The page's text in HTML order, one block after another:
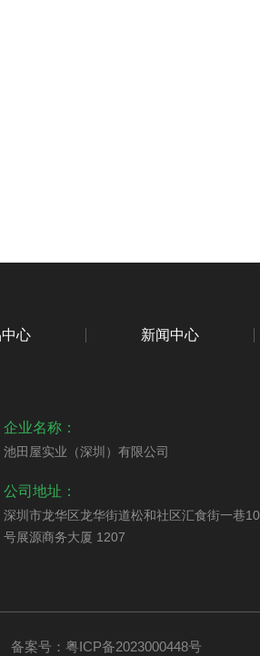
心 新闻中心
企业名称：
池田屋实业（深圳）有限公司
公司地址：
深圳市龙华区龙华街道松和社区汇食街一巷10
号展源商务大厦 1207
备案号：粤ICP备2023000448号